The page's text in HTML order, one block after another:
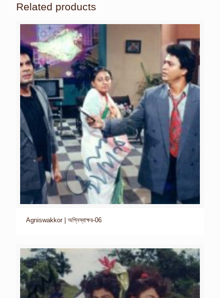
Related products
Agniswakkor | অগ্নিস্বাক্ষর-06